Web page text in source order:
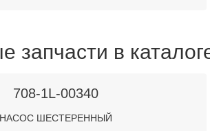
запчасти в
708-1L-00340
НАСОС ШЕСТЕРЕННЫЙ